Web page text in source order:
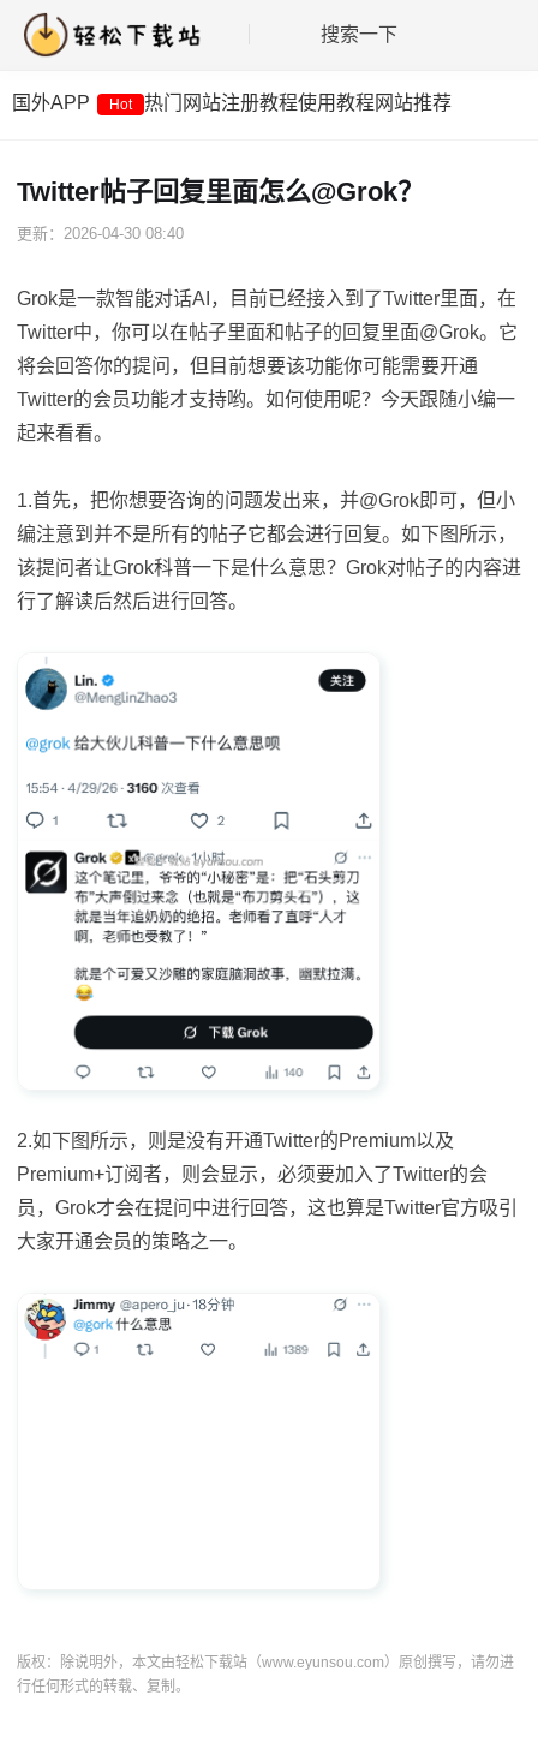
搜索一下
国外APP Hot 热门网站注册教程使用教程 网站推荐
Twitter帖子回复里面怎么@Grok？
更新：2026-04-30 08:40
Grok是一款智能对话AI，目前已经接入到了Twitter里面，在
Twitter中，你可以在帖子里面和帖子的回复里面@Grok。它
将会回答你的提问，但目前想要该功能你可能需要开通
Twitter的会员功能才支持哟。如何使用呢？今天跟随小编一
起来看看。
1.首先，把你想要咨询的问题发出来，并@Grok即可，但小
编注意到并不是所有的帖子它都会进行回复。如下图所示，
该提问者让Grok科普一下是什么意思？Grok对帖子的内容进
行了解读后然后进行回答。
2.如下图所示，则是没有开通Twitter的Premium以及
Premium+订阅者，则会显示，必须要加入了Twitter的会
员，Grok才会在提问中进行回答，这也算是Twitter官方吸引
大家开通会员的策略之一。
版权：除说明外，本文由轻松下载站（www.eyunsou.com）原创撰写，请勿进
行任何形式的转载、复制。